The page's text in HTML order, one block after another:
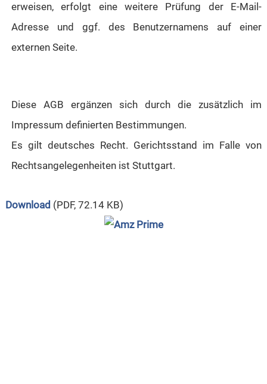
erweisen, erfolgt eine weitere Prüfung der E-Mail-
Adresse und ggf. des Benutzernamens auf einer
externen Seite.
Diese AGB ergänzen sich durch die zusätzlich im
Impressum definierten Bestimmungen.
Es gilt deutsches Recht. Gerichtsstand im Falle von
Rechtsangelegenheiten ist Stuttgart.
Download (PDF, 72.14 KB)